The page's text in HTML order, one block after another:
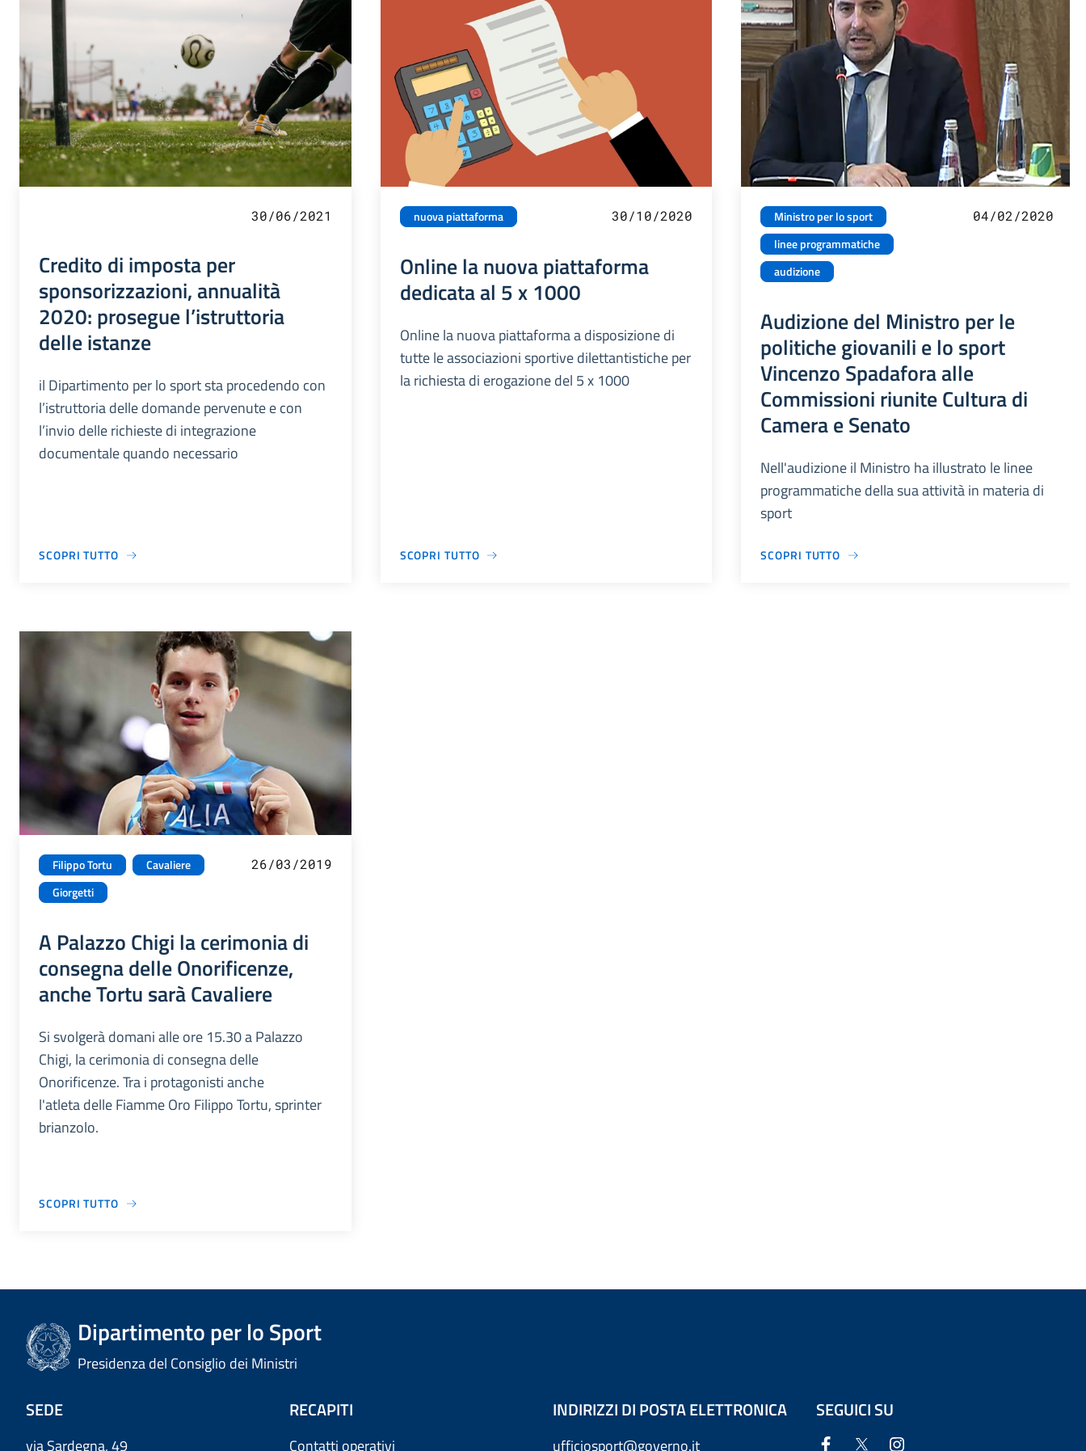
30/06/2021
Credito di imposta per
sponsorizzazioni, annualità
2020: prosegue l’istruttoria
delle istanze
il Dipartimento per lo sport sta procedendo con
l’istruttoria delle domande pervenute e con
l’invio delle richieste di integrazione
documentale quando necessario
SCOPRI TUTTO
nuova piattaforma 30/10/2020
Online la nuova piattaforma
dedicata al 5 x 1000
Online la nuova piattaforma a disposizione di
tutte le associazioni sportive dilettantistiche per
la richiesta di erogazione del 5 x 1000
SCOPRI TUTTO
Ministro per lo sport
linee programmatiche
audizione
04/02/2020
Audizione del Ministro per le
politiche giovanili e lo sport
Vincenzo Spadafora alle
Commissioni riunite Cultura di
Camera e Senato
Nell'audizione il Ministro ha illustrato le linee
programmatiche della sua attività in materia di
sport
SCOPRI TUTTO
Filippo Tortu
Cavaliere
Giorgetti
26/03/2019
A Palazzo Chigi la cerimonia di
consegna delle Onorificenze,
anche Tortu sarà Cavaliere
Si svolgerà domani alle ore 15.30 a Palazzo
Chigi, la cerimonia di consegna delle
Onorificenze. Tra i protagonisti anche
l'atleta delle Fiamme Oro Filippo Tortu, sprinter
brianzolo.
SCOPRI TUTTO
Dipartimento per lo Sport
Presidenza del Consiglio dei Ministri
SEDE
via Sardegna, 49
RECAPITI
Contatti operativi
INDIRIZZI DI POSTA ELETTRONICA
ufficiosport@governo.it
SEGUICI SU